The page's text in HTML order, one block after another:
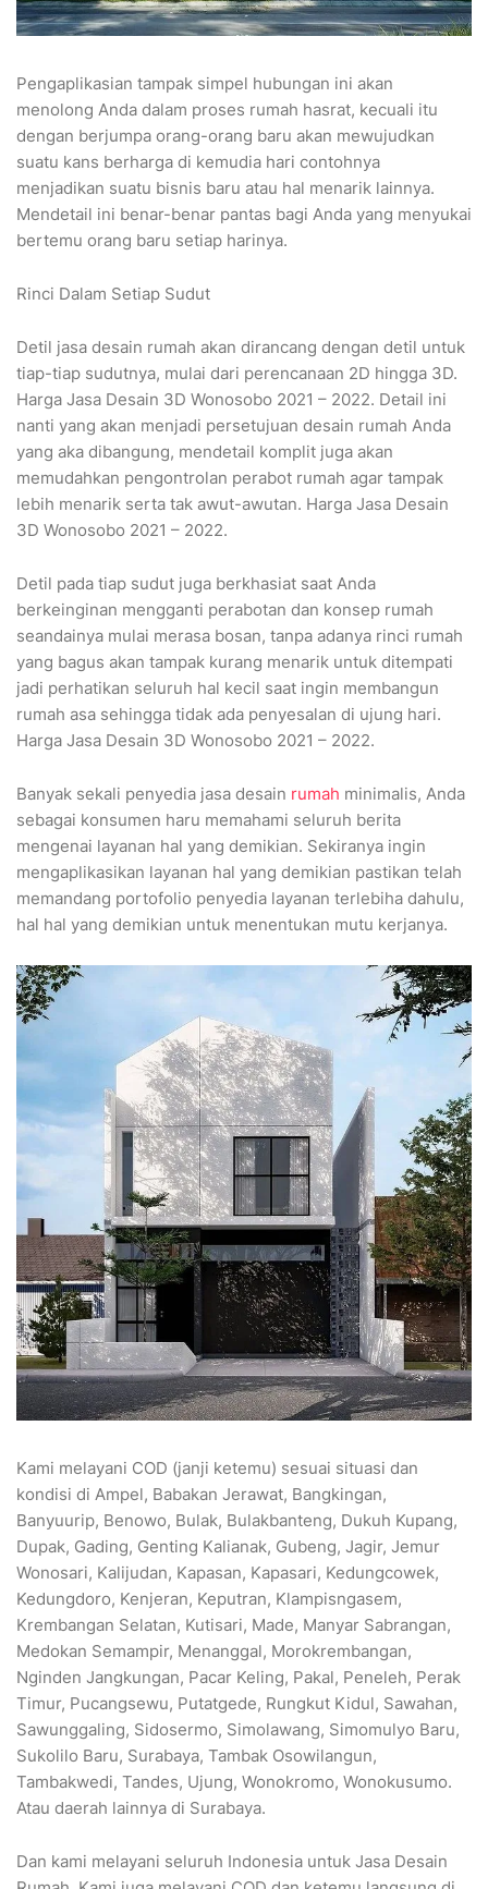
Pengaplikasian tampak simpel hubungan ini akan
menolong Anda dalam proses rumah hasrat, kecuali itu
dengan berjumpa orang-orang baru akan mewujudkan
suatu kans berharga di kemudia hari contohnya
menjadikan suatu bisnis baru atau hal menarik lainnya.
Mendetail ini benar-benar pantas bagi Anda yang menyukai
bertemu orang baru setiap harinya.
Rinci Dalam Setiap Sudut
Detil jasa desain rumah akan dirancang dengan detil untuk
tiap-tiap sudutnya, mulai dari perencanaan 2D hingga 3D.
Harga Jasa Desain 3D Wonosobo 2021 – 2022. Detail ini
nanti yang akan menjadi persetujuan desain rumah Anda
yang aka dibangung, mendetail komplit juga akan
memudahkan pengontrolan perabot rumah agar tampak
lebih menarik serta tak awut-awutan. Harga Jasa Desain
3D Wonosobo 2021 – 2022.
Detil pada tiap sudut juga berkhasiat saat Anda
berkeinginan mengganti perabotan dan konsep rumah
seandainya mulai merasa bosan, tanpa adanya rinci rumah
yang bagus akan tampak kurang menarik untuk ditempati
jadi perhatikan seluruh hal kecil saat ingin membangun
rumah asa sehingga tidak ada penyesalan di ujung hari.
Harga Jasa Desain 3D Wonosobo 2021 – 2022.
Banyak sekali penyedia jasa desain rumah minimalis, Anda
sebagai konsumen haru memahami seluruh berita
mengenai layanan hal yang demikian. Sekiranya ingin
mengaplikasikan layanan hal yang demikian pastikan telah
memandang portofolio penyedia layanan terlebiha dahulu,
hal hal yang demikian untuk menentukan mutu kerjanya.
Kami melayani COD (janji ketemu) sesuai situasi dan
kondisi di Ampel, Babakan Jerawat, Bangkingan,
Banyuurip, Benowo, Bulak, Bulakbanteng, Dukuh Kupang,
Dupak, Gading, Genting Kalianak, Gubeng, Jagir, Jemur
Wonosari, Kalijudan, Kapasan, Kapasari, Kedungcowek,
Kedungdoro, Kenjeran, Keputran, Klampisngasem,
Krembangan Selatan, Kutisari, Made, Manyar Sabrangan,
Medokan Semampir, Menanggal, Morokrembangan,
Nginden Jangkungan, Pacar Keling, Pakal, Peneleh, Perak
Timur, Pucangsewu, Putatgede, Rungkut Kidul, Sawahan,
Sawunggaling, Sidosermo, Simolawang, Simomulyo Baru,
Sukolilo Baru, Surabaya, Tambak Osowilangun,
Tambakwedi, Tandes, Ujung, Wonokromo, Wonokusumo.
Atau daerah lainnya di Surabaya.
Dan kami melayani seluruh Indonesia untuk Jasa Desain